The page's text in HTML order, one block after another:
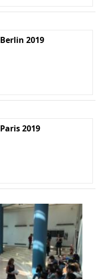
Berlin 2019
Paris 2019